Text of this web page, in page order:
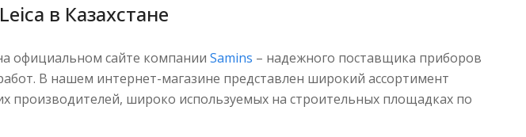
в Казахстане
официальном сайте компании Samins – надежного поставщика приборов
В нашем интернет-магазине представлен широкий ассортимент
производителей, широко используемых на строительных площадках по